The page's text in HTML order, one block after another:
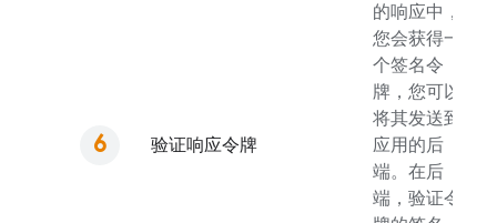
验证响应令牌
的响应中，
您会获得一
个签名令
牌，您可以
将其发送到
应用的后
端。在后
端，验证令